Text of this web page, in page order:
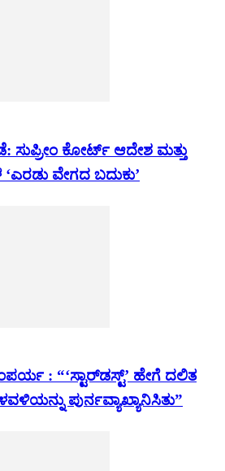
ಸುಪ್ರೀಂ ಕೋರ್ಟ್ ಆದೇಶ ಮತ್ತು
‘ಎರಡು ವೇಗದ ಬದುಕು’
: “‘ಸ್ಟಾರ್‌ಡಸ್ಟ್’ ಹೇಗೆ ದಲಿತ
ಪುರ್ನವ್ಯಾಖ್ಯಾನಿಸಿತು”